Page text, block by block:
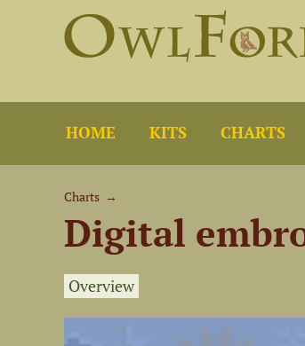
HOME KITS CHARTS
Charts →
Digital
Overview